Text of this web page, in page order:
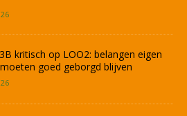
kritisch op LOO2: belangen eigen
goed geborgd blijven